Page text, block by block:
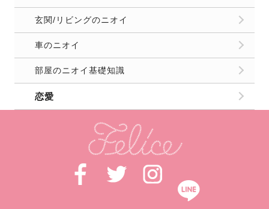
玄関/リビングのニオイ
車のニオイ
部屋のニオイ基礎知識
恋愛